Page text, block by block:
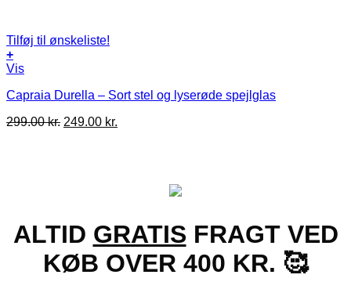
Tilføj til ønskeliste!
+
Vis
Capraia Durella – Sort stel og lyserøde spejlglas
299.00kr. Den
249.00 kr.
ALTID GRATIS FRAGT VED
KØB OVER 400 KR. 🥰